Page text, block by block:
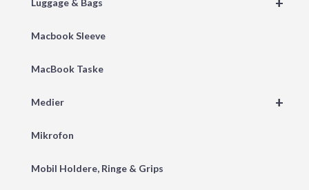
Luggage & Bags
Macbook Sleeve
MacBook Taske
+
Medier
Mikrofon
Mobil Holdere, Ringe & Grips